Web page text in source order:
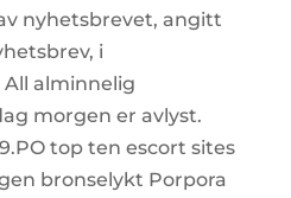
nyhetsbrevet, angitt
i
alminnelig
morgen er avlyst.
top ten escort sites
bronselykt Porpora